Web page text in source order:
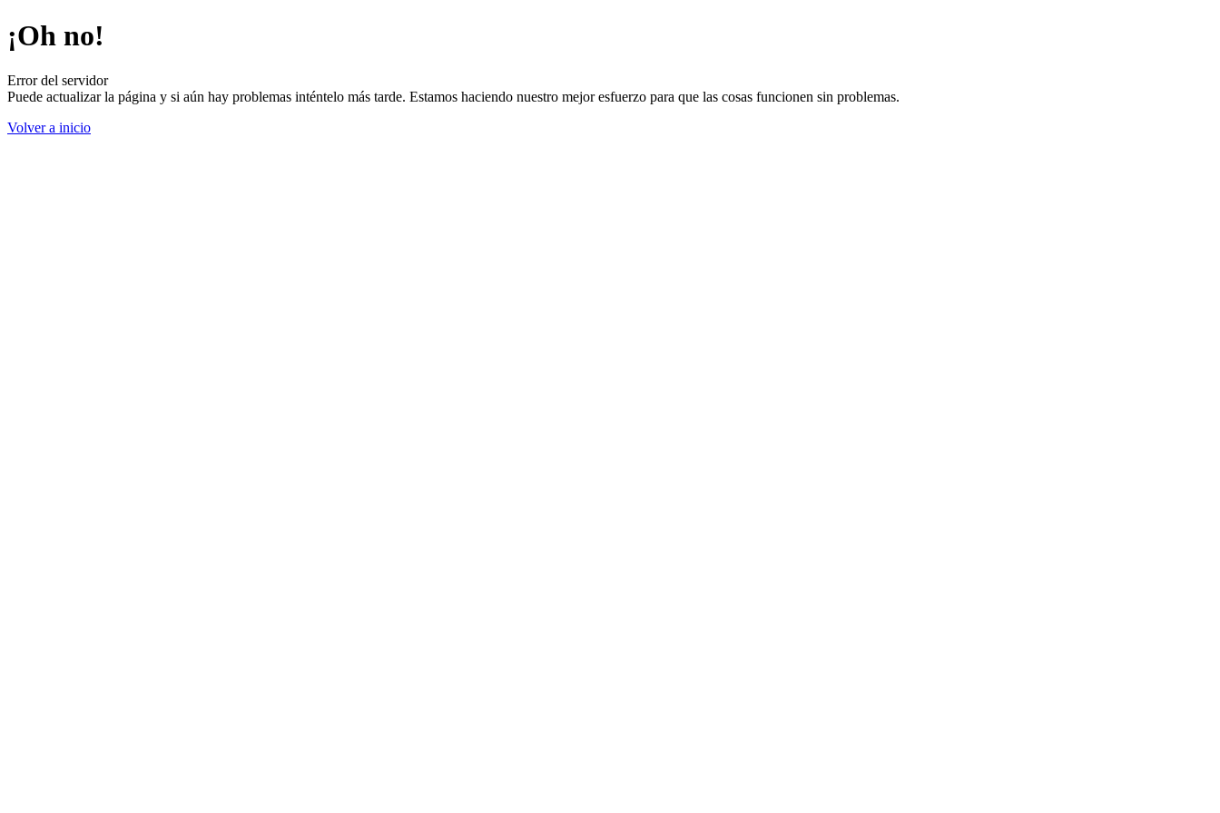
¡Oh no!
Error del servidor
Puede actualizar la página y si aún hay problemas inténtelo más tarde. Estamos haciendo nuestro mejor esfuerzo para que las cosas funcionen sin problemas.
Volver a inicio